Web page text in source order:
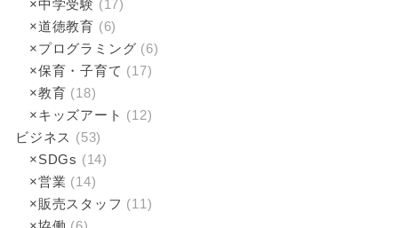
×中学受験 (17)
×道徳教育 (6)
×プログラミング (6)
×保育・子育て (17)
×教育 (18)
×キッズアート (12)
ビジネス (53)
×SDGs (14)
×営業 (14)
×販売スタッフ (11)